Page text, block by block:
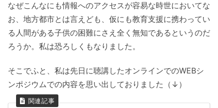
なぜこんなにも情報へのアクセスが容易な時世においてな
お、地方都市とは言えども、仮にも教育支援に携わってい
る人間がある子供の困難にさえ全く無知であるというのだ
ろうか。私は恐ろしくもなりました。
そこでふと、私は先日に聴講したオンラインでのWEBシ
ンポジウムでの内容を思い出しておりました（↓）